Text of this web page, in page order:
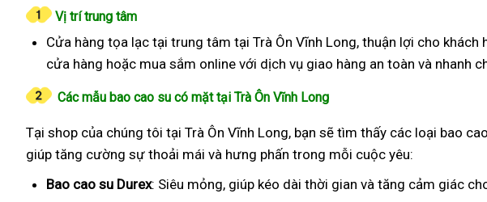
Vị trí trung tâm
Cửa hàng tọa lạc tại trung tâm tại Trà Ôn Vĩnh Long, thuận lợi cho
cửa hàng hoặc mua sắm online với dịch vụ giao hàng an toàn và nhanh
Các mẫu bao cao su có mặt tại Trà Ôn Vĩnh Long
Tại shop của chúng tôi tại Trà Ôn Vĩnh Long, bạn sẽ tìm thấy các loại bao
giúp tăng cường sự thoải mái và hưng phấn trong mỗi cuộc yêu:
Bao cao su Durex: Siêu mỏng, giúp kéo dài thời gian và tăng cảm giác